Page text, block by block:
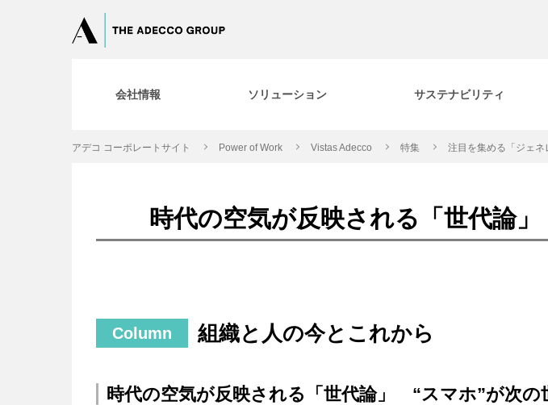
会社情報 ソリューション サステナビリティ
アデコ コーポレートサイト Power of Work Vistas Adecco 特集 注目を集める「ジェ
時代の空気が反映される「世代論
Column 組織と人の今とこれから
時代の空気が反映される「世代論」 “スマホ”が次の